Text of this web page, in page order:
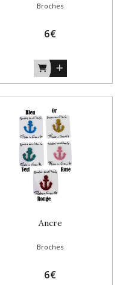
Broches
6€
Ancre
Broches
6€